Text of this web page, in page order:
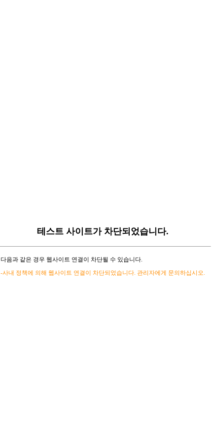
테스트 사이트가 차단되었습니다.
다음과 같은 경우 웹사이트 연결이 차단될 수 있습니다.
-사내 정책에 의해 웹사이트 연결이 차단되었습니다. 관리자에게 문의하십시오.